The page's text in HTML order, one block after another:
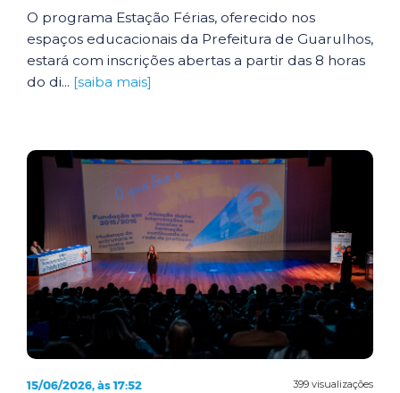
O programa Estação Férias, oferecido nos
espaços educacionais da Prefeitura de Guarulhos,
estará com inscrições abertas a partir das 8 horas
do di... [saiba mais]
399 visualizações
15/06/2026, às 17:52